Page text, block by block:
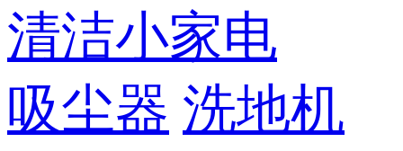
清洁小家电
吸尘器 洗地机